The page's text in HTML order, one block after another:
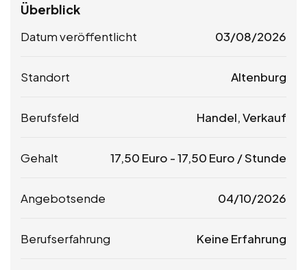
Überblick
Datum veröffentlicht 03/08/2026
Standort Altenburg
Berufsfeld Handel, Verkauf
Gehalt 17,50 Euro -17,50 Euro / Stunde
Angebotsende 04/10/2026
Berufserfahrung Keine Erfahrung